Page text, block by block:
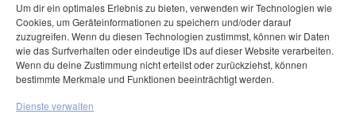
Um dir ein optimales Erlebnis zu bieten, verwenden wir Technologien wie
Cookies, um Geräteinformationen zu speichern und/oder darauf
zuzugreifen. Wenn du diesen Technologien zustimmst, können wir Daten
wie das Surfverhalten oder eindeutige IDs auf dieser Website verarbeiten.
Wenn du deine Zustimmung nicht erteilst oder zurückziehst, können
bestimmte Merkmale und Funktionen beeinträchtigt werden.
Dienste verwalten
Mastercard
American Express
Klarna Pay now
Klarna Rechnung